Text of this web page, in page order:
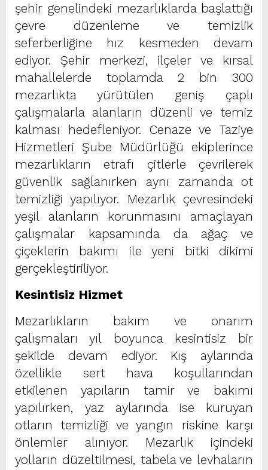
şehir genelindeki mezarlıklarda başlattığı
çevre düzenleme ve temizlik
seferberliğine hız kesmeden devam
ediyor. Şehir merkezi, ilçeler ve kırsal
mahallelerde toplamda 2 bin 300
mezarlıkta yürütülen geniş çaplı
çalışmalarla alanların düzenli ve temiz
kalması hedefleniyor. Cenaze ve Taziye
Hizmetleri Şube Müdürlüğü ekiplerince
mezarlıkların etrafı çitlerle çevrilerek
güvenlik sağlanırken aynı zamanda ot
temizliği yapılıyor. Mezarlık çevresindeki
yeşil alanların korunmasını amaçlayan
çalışmalar kapsamında da ağaç ve
çiçeklerin bakımı ile yeni bitki dikimi
gerçekleştiriliyor.
Kesintisiz Hizmet
Mezarlıkların bakım ve onarım
çalışmaları yıl boyunca kesintisiz bir
şekilde devam ediyor. Kış aylarında
özellikle sert hava koşullarından
etkilenen yapıların tamir ve bakımı
yapılırken, yaz aylarında ise kuruyan
otların temizliği ve yangın riskine karşı
önlemler alınıyor. Mezarlık içindeki
yolların düzeltilmesi, tabela ve levhaların